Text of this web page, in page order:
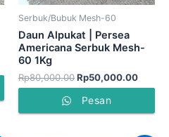
Serbuk/Bubuk Mesh-60
Daun Alpukat | Persea
Americana Serbuk Mesh-
60 1Kg
Rp80,000.00Rp50,000.00
Pesan